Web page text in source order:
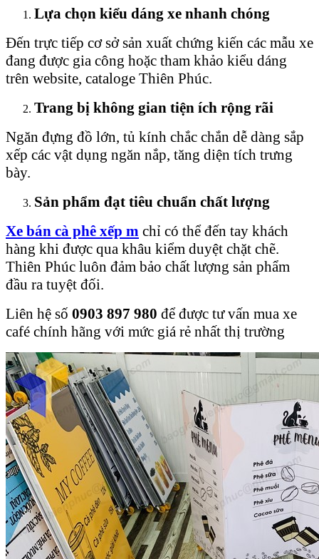
Lựa chọn kiểu dáng xe nhanh chóng
Đến trực tiếp cơ sở sản xuất chứng kiến các mẫu xe
đang được gia công hoặc tham khảo kiểu dáng
trên website, cataloge Thiên Phúc.
Trang bị không gian tiện ích rộng rãi
Ngăn đựng đồ lớn, tủ kính chắc chắn dễ dàng sắp
xếp các vật dụng ngăn nắp, tăng diện tích trưng
bày.
Sản phẩm đạt tiêu chuẩn chất lượng
Xe bán cà phê xếp m chỉ có thể đến tay khách
hàng khi được qua khâu kiểm duyệt chặt chẽ.
Thiên Phúc luôn đảm bảo chất lượng sản phẩm
đầu ra tuyệt đối.
Liên hệ số 0903 897 980 để được tư vấn mua xe
café chính hãng với mức giá rẻ nhất thị trường